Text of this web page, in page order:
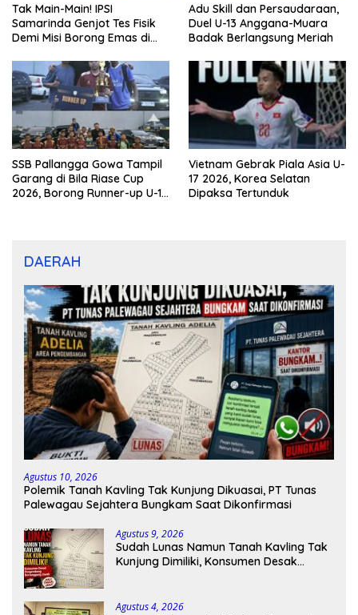
Tak Main-Main! IPSI
Samarinda Genjot Tes Fisik
Demi Misi Borong Emas di
Adu Skill dan Persaudaraan,
Duel U-13 Anggana-Muara
Badak Berlangsung Meriah
SSB Pallangga Gowa Tampil
Garang di Bila Riase Cup
2026, Borong Runner-up U-10
Vietnam Gebrak Piala Asia U-
17 2026, Korea Selatan
Dipaksa Tertunduk
DAERAH
Agustus 10, 2026
Polemik Tanah Kavling Tak Kunjung Dikuasai, PT Tunas
Palewagau Sejahtera Bungkam Saat Dikonfirmasi
Agustus 9, 2026
Sudah Lunas Namun Tanah Kavling Tak
Kunjung Dimiliki, Konsumen Desak
Agustus 4, 2026